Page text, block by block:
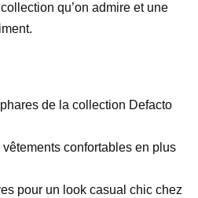
qu’on admire et une
de la collection Defacto
confortables en plus
pour un look casual chic chez